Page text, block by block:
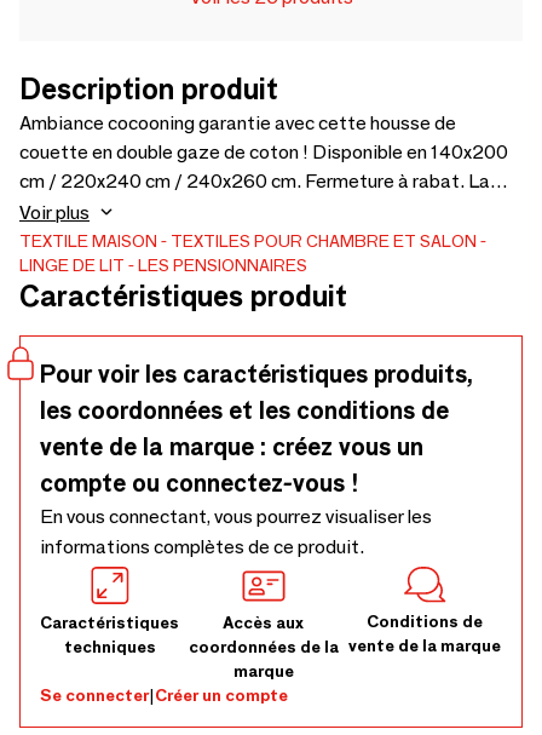
Description produit
Ambiance cocooning garantie avec cette housse de
couette en double gaze de coton ! Disponible en 140x200
cm / 220x240 cm / 240x260 cm. Fermeture à rabat. La
housse est marquée dans le coin supérieur gauche de la
petite broderie dorée "signature" Les pensionnaires.
Disponibles en 7 coloris exclusifs. Conçue en France,
fabriquée avec soin au Portugal.
Voir plus
TEXTILE MAISON
TEXTILES POUR CHAMBRE ET SALON
LINGE DE LIT
LES PENSIONNAIRES
Caractéristiques produit
Pour voir les caractéristiques produits,
les coordonnées et les conditions de
vente de la marque : créez vous un
compte ou connectez-vous !
En vous connectant, vous pourrez visualiser les
informations complètes de ce produit.
Caractéristiques
techniques
Accès aux
coordonnées de la
marque
Conditions de
vente de la marque
Se connecter|Créer un compte